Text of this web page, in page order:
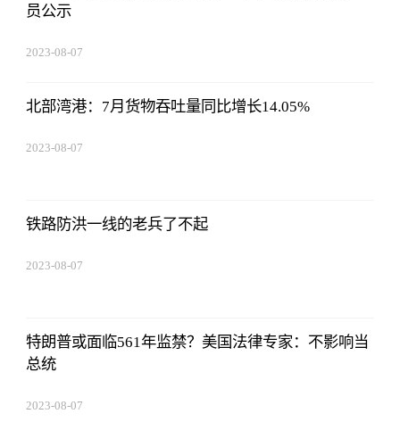
员公示
2023-08-07
北部湾港：7月货物吞吐量同比增长14.05%
2023-08-07
铁路防洪一线的老兵了不起
2023-08-07
特朗普或面临561年监禁？美国法律专家：不影响当
总统
2023-08-07